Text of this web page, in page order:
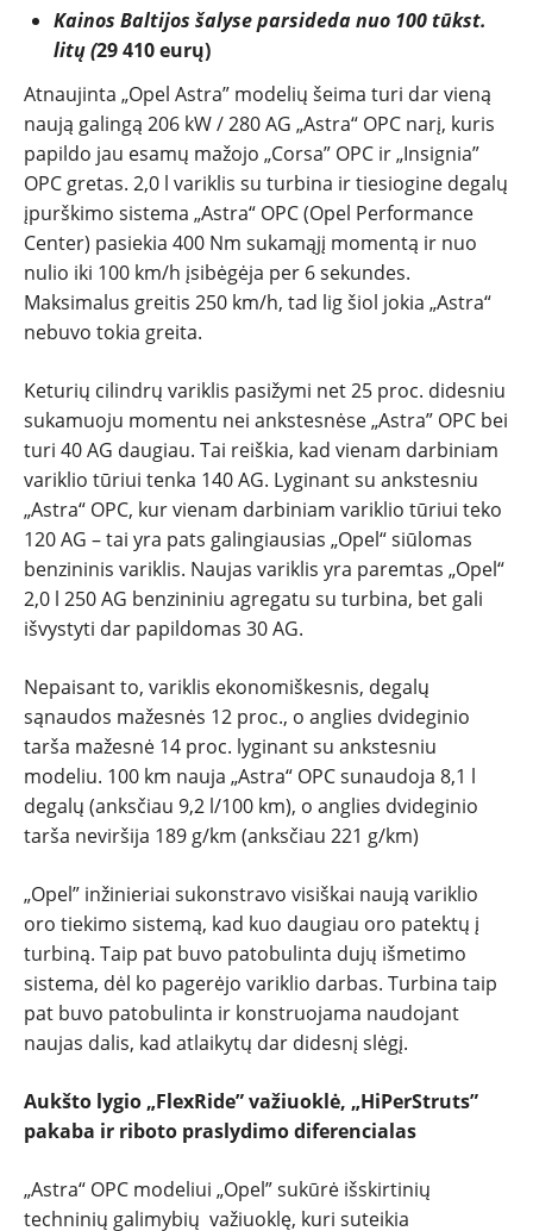
TESTAI
NAUJI
NAUDOTI
REPORTAŽAI
SPORTAS
ĮVAIRENYBĖS
Kainos Baltijos šalyse parsideda nuo 100 tūkst.
litų (29 410 eurų)
Atnaujinta „Opel Astra” modelių šeima turi dar vieną
naują galingą 206 kW / 280 AG „Astra“ OPC narį, kuris
papildo jau esamų mažojo „Corsa” OPC ir „Insignia”
OPC gretas. 2,0 l variklis su turbina ir tiesiogine degalų
įpurškimo sistema „Astra“ OPC (Opel Performance
Center) pasiekia 400 Nm sukamąjį momentą ir nuo
nulio iki 100 km/h įsibėgėja per 6 sekundes.
Maksimalus greitis 250 km/h, tad lig šiol jokia „Astra“
nebuvo tokia greita.
Keturių cilindrų variklis pasižymi net 25 proc. didesniu
sukamuoju momentu nei ankstesnėse „Astra” OPC bei
turi 40 AG daugiau. Tai reiškia, kad vienam darbiniam
variklio tūriui tenka 140 AG. Lyginant su ankstesniu
„Astra“ OPC, kur vienam darbiniam variklio tūriui teko
120 AG – tai yra pats galingiausias „Opel“ siūlomas
benzininis variklis. Naujas variklis yra paremtas „Opel“
2,0 l 250 AG benzininiu agregatu su turbina, bet gali
išvystyti dar papildomas 30 AG.
Nepaisant to, variklis ekonomiškesnis, degalų
sąnaudos mažesnės 12 proc., o anglies dvideginio
tarša mažesnė 14 proc. lyginant su ankstesniu
modeliu. 100 km nauja „Astra“ OPC sunaudoja 8,1 l
degalų (anksčiau 9,2 l/100 km), o anglies dvideginio
tarša neviršija 189 g/km (anksčiau 221 g/km)
„Opel” inžinieriai sukonstravo visiškai naują variklio
oro tiekimo sistemą, kad kuo daugiau oro patektų į
turbiną. Taip pat buvo patobulinta dujų išmetimo
sistema, dėl ko pagerėjo variklio darbas. Turbina taip
pat buvo patobulinta ir konstruojama naudojant
naujas dalis, kad atlaikytų dar didesnį slėgį.
Aukšto lygio „FlexRide” važiuoklė, „HiPerStruts”
pakaba ir riboto praslydimo diferencialas
„Astra“ OPC modeliui „Opel” sukūrė išskirtinių
techninių galimybių važiuoklę, kuri suteikia